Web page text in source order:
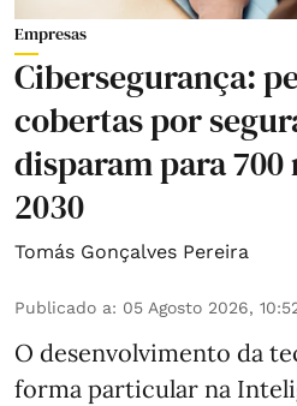
Empresas
Cibersegurança:
cobertas por
disparam para
2030
Tomás Gonçalves Pereira
Publicado a: 05 Agosto 2026,
O desenvolvimento da
forma particular na